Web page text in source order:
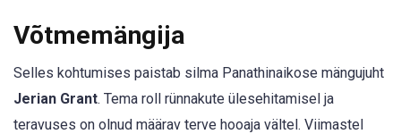
Võtmemängija
Selles kohtumises paistab silma Panathinaikose mängujuht
Jerian Grant. Tema roll rünnakute ülesehitamisel ja
teravuses on olnud määrav terve hooaja vältel. Viimastel